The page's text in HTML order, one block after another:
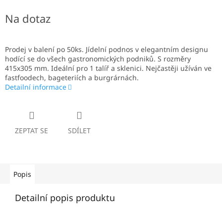
Na dotaz
Prodej v balení po 50ks. Jídelní podnos v elegantním designu
hodící se do všech gastronomických podniků. S rozměry
415x305 mm. Ideální pro 1 talíř a sklenici. Nejčastěji užíván ve
fastfoodech, bageteriích a burgrárnách.
Detailní informace
ZEPTAT SE SDÍLET
Popis
Detailní popis produktu